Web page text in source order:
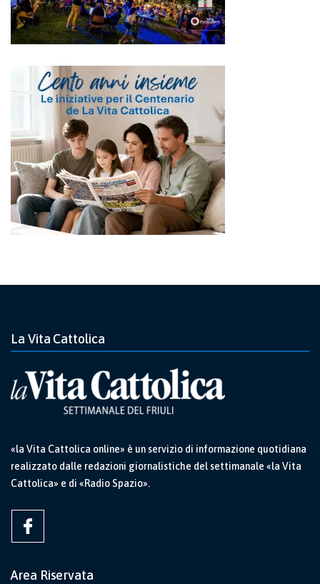
La Vita Cattolica
«la Vita Cattolica online» è un servizio di informazione quotidiana
realizzato dalle redazioni giornalistiche del settimanale «la Vita
Cattolica» e di «Radio Spazio».
Area Riservata